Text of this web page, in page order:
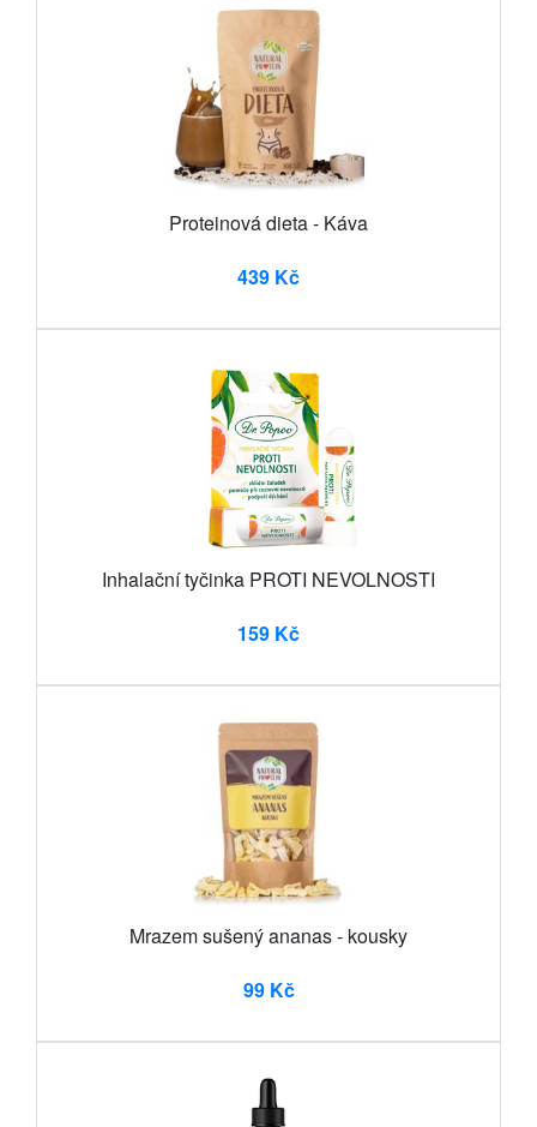
Proteinová dieta - Káva
439 Kč
Inhalační tyčinka PROTI NEVOLNOSTI
159 Kč
Mrazem sušený ananas - kousky
99 Kč